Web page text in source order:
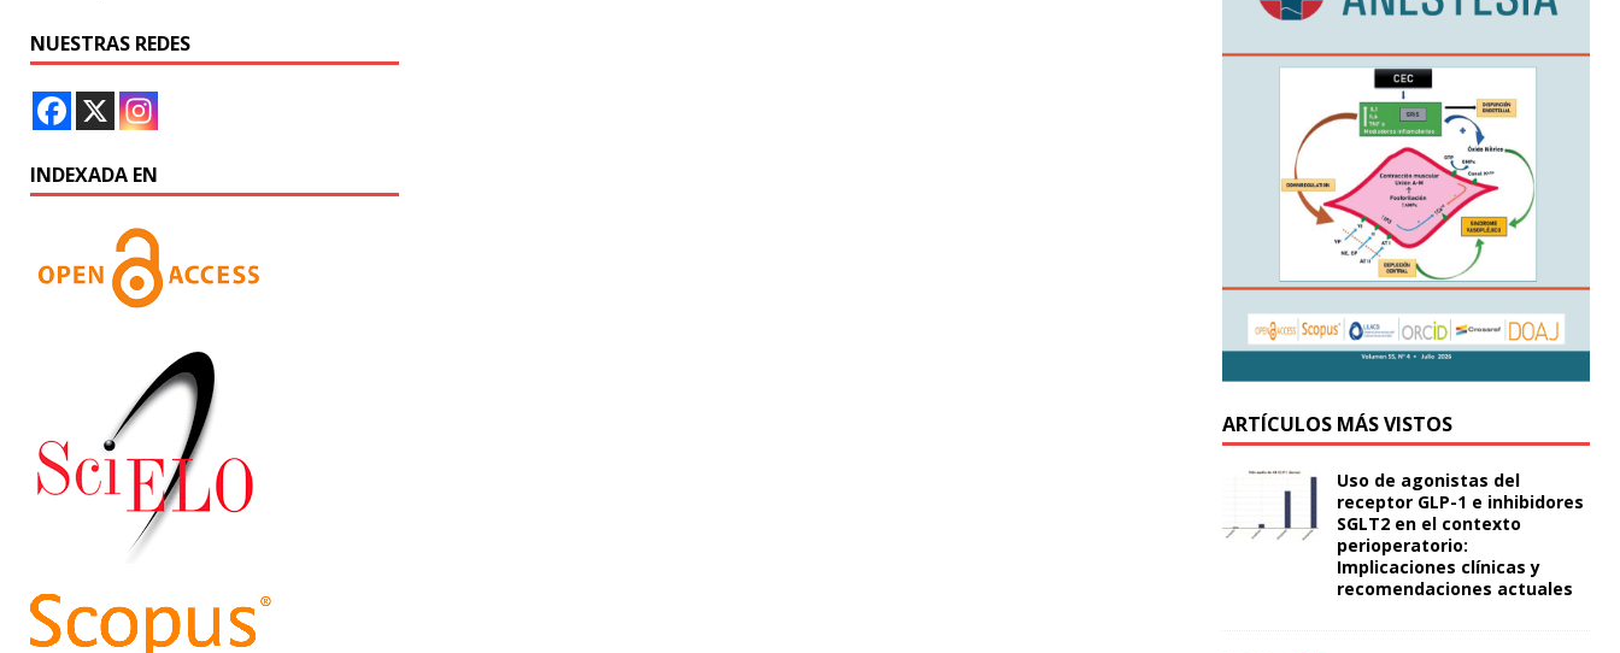
NUESTRAS REDES
INDEXADA EN
ARTÍCULOS MÁS VISTOS
Uso de agonistas del
receptor GLP-1 e inhibidores
SGLT2 en el contexto
perioperatorio:
Implicaciones clínicas y
recomendaciones actuales